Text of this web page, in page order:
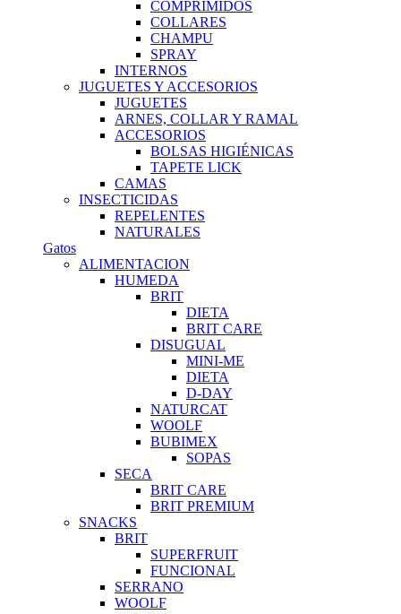
COMPRIMIDOS
COLLARES
CHAMPU
SPRAY
INTERNOS
JUGUETES Y ACCESORIOS
JUGUETES
ARNES, COLLAR Y RAMAL
ACCESORIOS
BOLSAS HIGIÉNICAS
TAPETE LICK
CAMAS
INSECTICIDAS
REPELENTES
NATURALES
Gatos
ALIMENTACION
HUMEDA
BRIT
DIETA
BRIT CARE
DISUGUAL
MINI-ME
DIETA
D-DAY
NATURCAT
WOOLF
BUBIMEX
SOPAS
SECA
BRIT CARE
BRIT PREMIUM
SNACKS
BRIT
SUPERFRUIT
FUNCIONAL
SERRANO
WOOLF